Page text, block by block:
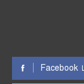
Facebook